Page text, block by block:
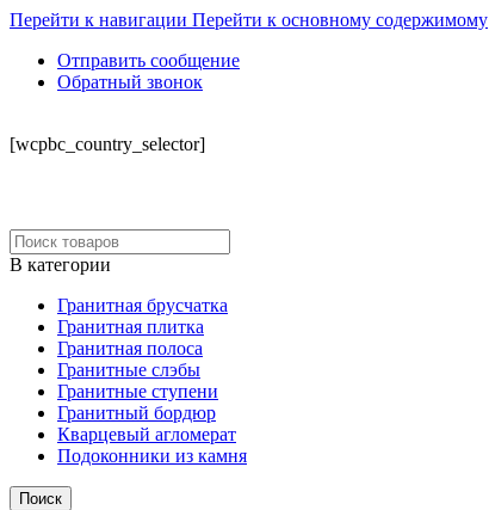
Перейти к навигации Перейти к основному содержимому
Отправить сообщение
Обратный звонок
[wcpbc_country_selector]
В категории
Гранитная брусчатка
Гранитная плитка
Гранитная полоса
Гранитные слэбы
Гранитные ступени
Гранитный бордюр
Кварцевый агломерат
Подоконники из камня
Поиск